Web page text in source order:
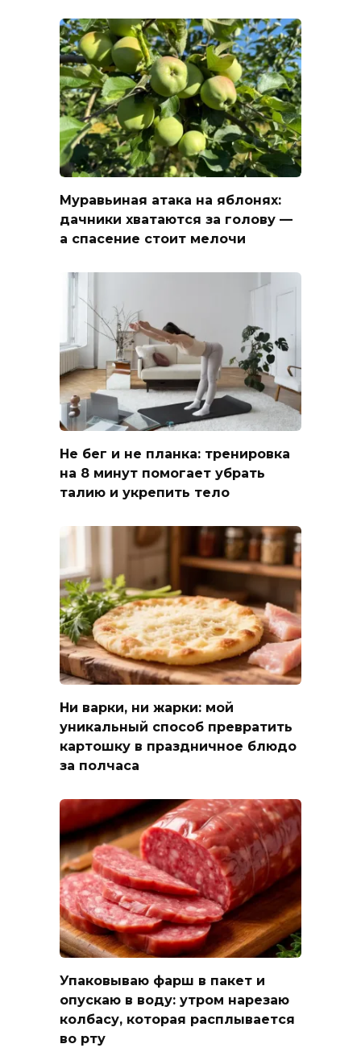
Муравьиная атака на яблонях:
дачники хватаются за голову —
а спасение стоит мелочи
Не бег и не планка: тренировка
на 8 минут помогает убрать
талию и укрепить тело
Ни варки, ни жарки: мой
уникальный способ превратить
картошку в праздничное блюдо
за полчаса
Упаковываю фарш в пакет и
опускаю в воду: утром нарезаю
колбасу, которая расплывается
во рту